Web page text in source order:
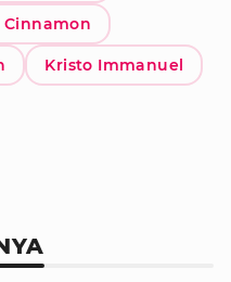
Kristo Immanuel